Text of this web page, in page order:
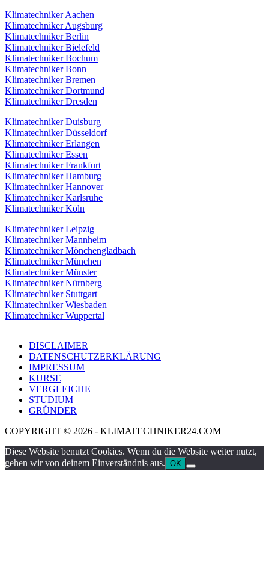
Klimatechniker Aachen
Klimatechniker Augsburg
Klimatechniker Berlin
Klimatechniker Bielefeld
Klimatechniker Bochum
Klimatechniker Bonn
Klimatechniker Bremen
Klimatechniker Dortmund
Klimatechniker Dresden
Klimatechniker Duisburg
Klimatechniker Düsseldorf
Klimatechniker Erlangen
Klimatechniker Essen
Klimatechniker Frankfurt
Klimatechniker Hamburg
Klimatechniker Hannover
Klimatechniker Karlsruhe
Klimatechniker Köln
Klimatechniker Leipzig
Klimatechniker Mannheim
Klimatechniker Mönchengladbach
Klimatechniker München
Klimatechniker Münster
Klimatechniker Nürnberg
Klimatechniker Stuttgart
Klimatechniker Wiesbaden
Klimatechniker Wuppertal
DISCLAIMER
DATENSCHUTZERKLÄRUNG
IMPRESSUM
KURSE
VERGLEICHE
STUDIUM
GRÜNDER
COPYRIGHT © 2026 - KLIMATECHNIKER24.COM
Diese Website benutzt Cookies. Wenn du die Website weiter nutzt,
gehen wir von deinem Einverständnis aus. OK